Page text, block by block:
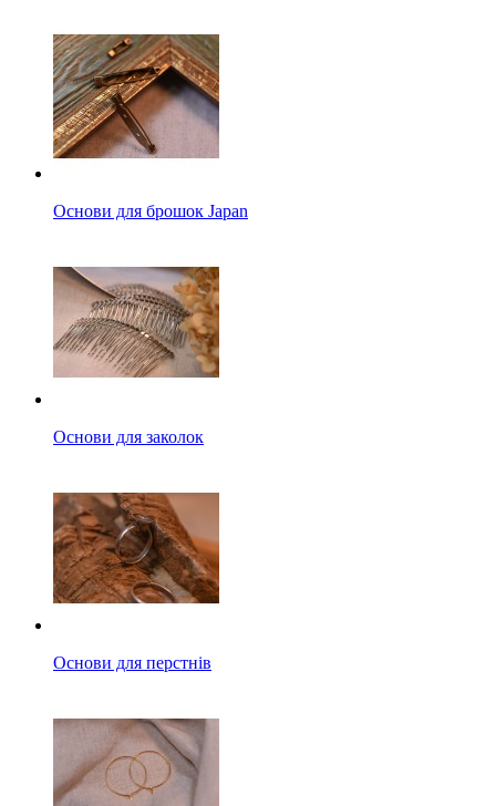
Основи для брошок Japan
Основи для заколок
Основи для перстнів